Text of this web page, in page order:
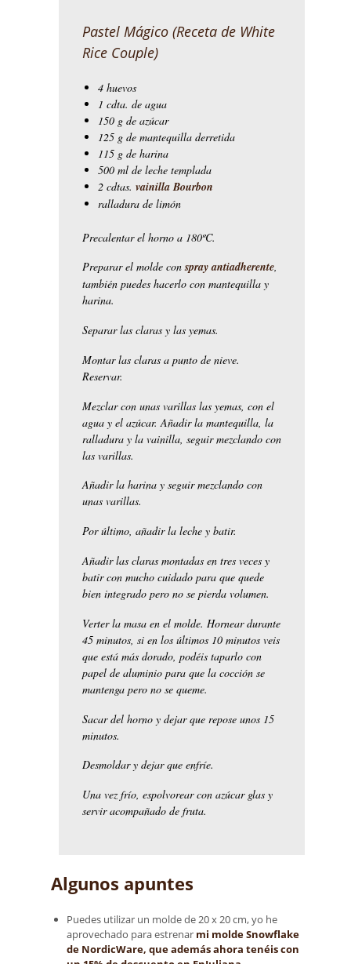
Pastel Mágico (Receta de White
Rice Couple)
4 huevos
1 cdta. de agua
150 g de azúcar
125 g de mantequilla derretida
115 g de harina
500 ml de leche templada
2 cdtas. vainilla Bourbon
ralladura de limón
Precalentar el horno a 180ºC.
Preparar el molde conspray antiadherente,
también puedes hacerlo con mantequilla y
harina.
Separar las claras y las yemas.
Montar las claras a punto de nieve.
Reservar.
Mezclar con unas varillas las yemas, con el
agua y el azúcar. Añadir la mantequilla, la
ralladura y la vainilla, seguir mezclando con
las varillas.
Añadir la harina y seguir mezclando con
unas varillas.
Por último, añadir la leche y batir.
Añadir las claras montadas en tres veces y
batir con mucho cuidado para que quede
bien integrado pero no se pierda volumen.
Verter la masa en el molde. Hornear durante
45 minutos, si en los últimos 10 minutos veis
que está más dorado, podéis taparlo con
papel de aluminio para que la cocción se
mantenga pero no se queme.
Sacar del horno y dejar que repose unos 15
minutos.
Desmoldar y dejar que enfríe.
Una vez frío, espolvorear con azúcar glas y
servir acompañado de fruta.
Algunos apuntes
Puedes utilizar un molde de 20 x 20 cm, yo he
aprovechado para estrenar mi molde Snowflake
de NordicWare, que además ahora tenéis con